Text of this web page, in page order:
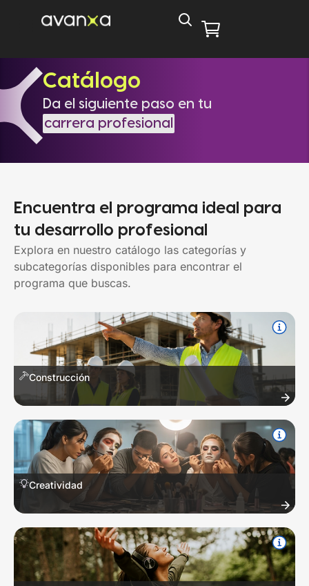
Catálogo
Da el siguiente paso en tu
carrera profesional
Encuentra el programa ideal para
tu desarrollo profesional
Explora en nuestro catálogo las categorías y
subcategorías disponibles para encontrar el
programa que buscas.
Construcción
Elementos estructurales, calidad en la obra, instalaciones eléctricas,
albañilería y acabados.
Creatividad
Animación digital, escritura creativa, diseño gráfico, infografías y
expresión artística.